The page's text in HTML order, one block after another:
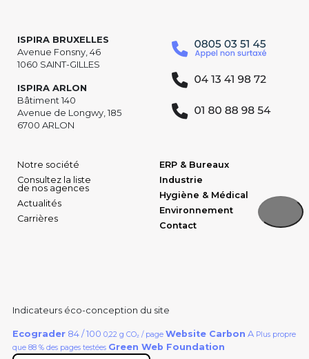
ISPIRA BRUXELLES
Avenue Fonsny, 46
1060 SAINT-GILLES
ISPIRA ARLON
Bâtiment 140
Avenue de Longwy, 185
6700 ARLON
Notre société
Consultez la liste
de nos agences
Actualités
Carrières
ERP & Bureaux
Industrie
Hygiène & Médical
Environnement
Contact
Indicateurs éco-conception du site
Ecograder 84 / 100 0,22 g CO₂ / page Website Carbon A Plus propre
que 88 % des pages testées Green Web Foundation